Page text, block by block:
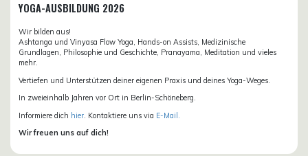
YOGA-AUSBILDUNG 2026
Wir bilden aus!
Ashtanga und Vinyasa Flow Yoga, Hands-on Assists, Medizinische
Grundlagen, Philosophie und Geschichte, Pranayama, Meditation und vieles
mehr.
Vertiefen und Unterstützen deiner eigenen Praxis und deines Yoga-Weges.
In zweieinhalb Jahren vor Ort in Berlin-Schöneberg.
Informiere dich hier . Kontaktiere uns via E-Mail.
Wir freuen uns auf dich!